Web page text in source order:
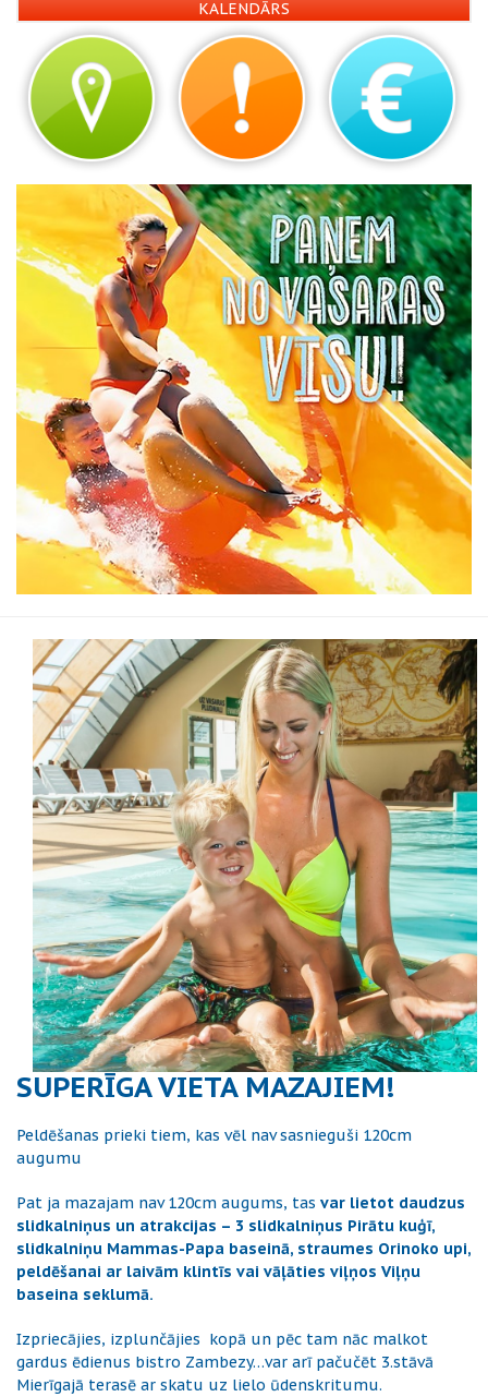
KALENDĀRS
SUPERĪGA VIETA MAZAJIEM!
Peldēšanas prieki tiem, kas vēl nav sasnieguši 120cm
augumu
Pat ja mazajam nav 120cm augums, tas var lietot daudzus
slidkalniņus un atrakcijas – 3 slidkalniņus Pirātu kuģī,
slidkalniņu Mammas-Papa baseinā, straumes Orinoko upi,
peldēšanai ar laivām klintīs vai vāļāties viļņos Viļņu
baseina seklumā.
Izpriecājies, izplunčājies kopā un pēc tam nāc malkot
gardus ēdienus bistro Zambezy…var arī pačučēt 3.stāvā
Mierīgajā terasē ar skatu uz lielo ūdenskritumu.